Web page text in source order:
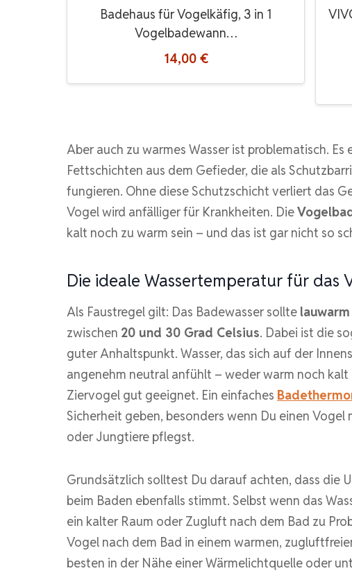
Badehaus für Vogelkäfig, 3 in 1
Vogelbadewann…
14,00 €
Aber auch zu warmes Wasser ist problematisch.
Fettschichten aus dem Gefieder, die als
fungieren. Ohne diese Schutzschicht verliert das
Vogel wird anfälliger für Krankheiten. Die
kalt noch zu warm sein – und das ist gar nicht so
Die ideale Wassertemperatur für das
Als Faustregel gilt: Das Badewasser sollte
zwischen 20 und 30 Grad Celsius. Dabei ist die
guter Anhaltspunkt. Wasser, das sich auf der
angenehm neutral anfühlt – weder warm noch
Ziervogel gut geeignet. Ein einfaches
Sicherheit geben, besonders wenn Du einen
oder Jungtiere pflegst.
Grundsätzlich solltest Du darauf achten, dass die
beim Baden ebenfalls stimmt. Selbst wenn das
ein kalter Raum oder Zugluft nach dem Bad zu
Vogel nach dem Bad in einem warmen,
besten in der Nähe einer Wärmelichtquelle oder